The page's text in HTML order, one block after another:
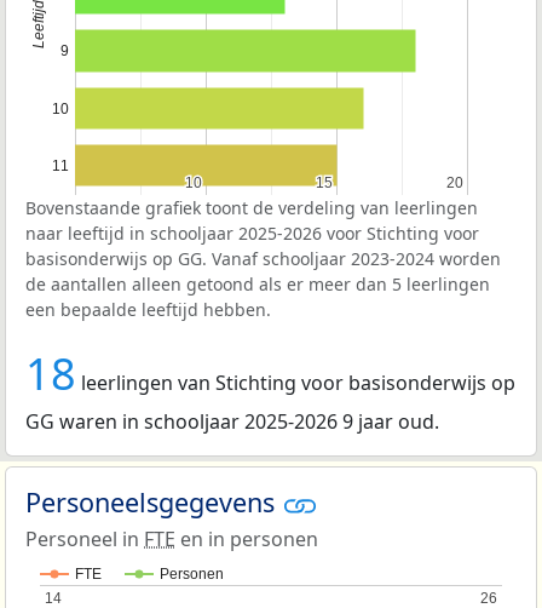
10
10 15
15 20
20
9
10
11
Bovenstaande grafiek toont de verdeling van leerlingen
naar leeftijd in schooljaar 2025-2026 voor Stichting voor
basisonderwijs op GG. Vanaf schooljaar 2023-2024 worden
de aantallen alleen getoond als er meer dan 5 leerlingen
een bepaalde leeftijd hebben.
18 leerlingen van Stichting voor basisonderwijs op
GG waren in schooljaar 2025-2026 9 jaar oud.
Personeelsgegevens
Personeel in FTE en in personen
FTE Personen
14
14 26
26